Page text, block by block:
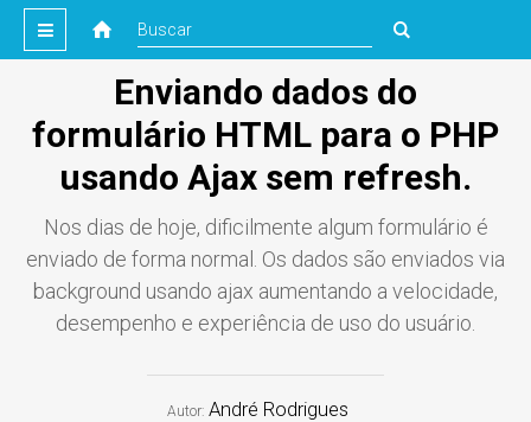
Enviando dados do
formulário HTML para o PHP
usando Ajax sem refresh.
Nos dias de hoje, dificilmente algum formulário é
enviado de forma normal. Os dados são enviados via
background usando ajax aumentando a velocidade,
desempenho e experiência de uso do usuário.
Autor: André Rodrigues